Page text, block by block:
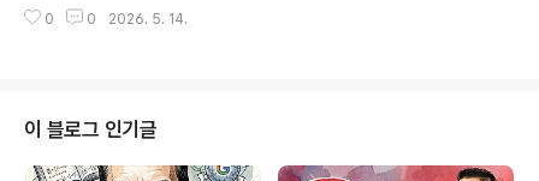
밥 영은 마크의 기술력에 자신이 가진 유통 감각이 더해지
버지는 중국은행 임원이었던 류구슈이고, 아버지는 레노버
합니다. 아버지가 자식들에게 회사를 물려주지 않을 것이
라고 일찍이 천명했었기 때문에 류칭은 아버지의 정체를
숨기고 대학 3학년때 레노보의 경쟁사였던 컴팩사로 부터
0 0 2026. 5. 14.
이 블로그 인기글